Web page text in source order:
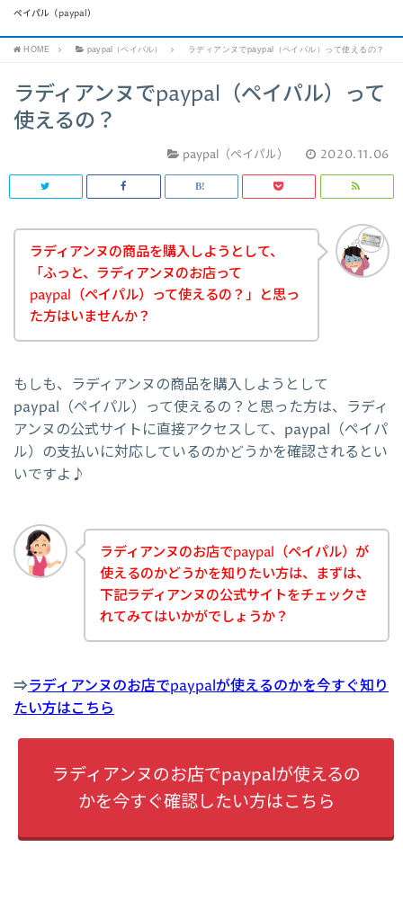
ペイパル（paypal）
HOME paypal（ペイパル） ラディアンヌでpaypal（ペイパル）って使えるの？
ラディアンヌでpaypal（ペイパル）って
使えるの？
paypal（ペイパル） 2020.11.06
ラディアンヌの商品を購入しようとして、
「ふっと、ラディアンヌのお店って
paypal（ペイパル）って使えるの？」と思っ
た方はいませんか？
もしも、ラディアンヌの商品を購入しようとして
paypal（ペイパル）って使えるの？と思った方は、ラディ
アンヌの公式サイトに直接アクセスして、paypal（ペイパ
ル）の支払いに対応しているのかどうかを確認されるとい
いですよ♪
ラディアンヌのお店でpaypal（ペイパル）が
使えるのかどうかを知りたい方は、まずは、
下記ラディアンヌの公式サイトをチェックさ
れてみてはいかがでしょうか？
⇒ラディアンヌのお店でpaypalが使えるのかを今すぐ知り
たい方はこちら
ラディアンヌのお店でpaypalが使えるの
かを今すぐ確認したい方はこちら